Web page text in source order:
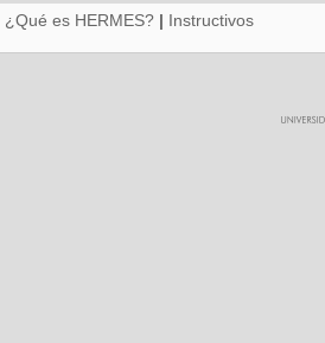
¿Qué es HERMES? | Instructivos